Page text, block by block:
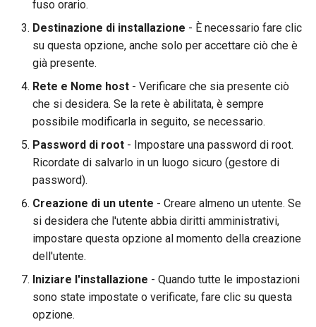
fuso orario.
Destinazione di installazione - È necessario fare clic
su questa opzione, anche solo per accettare ciò che è
già presente.
Rete e Nome host - Verificare che sia presente ciò
che si desidera. Se la rete è abilitata, è sempre
possibile modificarla in seguito, se necessario.
Password di root - Impostare una password di root.
Ricordate di salvarlo in un luogo sicuro (gestore di
password).
Creazione di un utente - Creare almeno un utente. Se
si desidera che l'utente abbia diritti amministrativi,
impostare questa opzione al momento della creazione
dell'utente.
Iniziare l'installazione - Quando tutte le impostazioni
sono state impostate o verificate, fare clic su questa
opzione.